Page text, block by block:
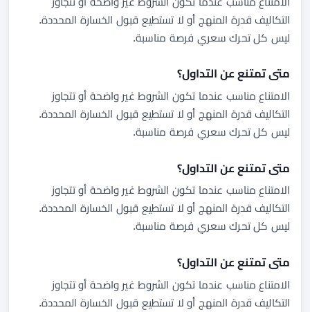
التكاليف قدرة المنهج أو لا تستطيع قبول الخسارة المحددة.
ليس كل تحرك سعري فرصة مناسبة.
متى تمتنع عن التداول؟
الامتناع مناسب عندما تكون الشروط غير واضحة أو تتجاوز
التكاليف قدرة المنهج أو لا تستطيع قبول الخسارة المحددة.
ليس كل تحرك سعري فرصة مناسبة.
متى تمتنع عن التداول؟
الامتناع مناسب عندما تكون الشروط غير واضحة أو تتجاوز
التكاليف قدرة المنهج أو لا تستطيع قبول الخسارة المحددة.
ليس كل تحرك سعري فرصة مناسبة.
متى تمتنع عن التداول؟
الامتناع مناسب عندما تكون الشروط غير واضحة أو تتجاوز
التكاليف قدرة المنهج أو لا تستطيع قبول الخسارة المحددة.